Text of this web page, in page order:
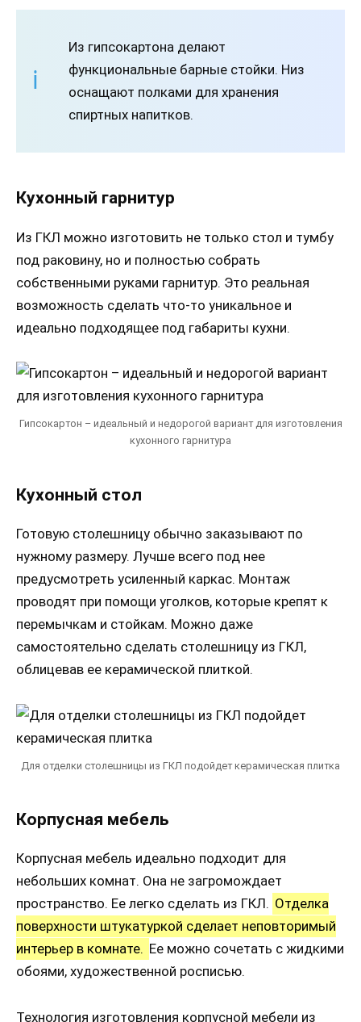
Из гипсокартона делают
функциональные барные стойки. Низ
оснащают полками для хранения
спиртных напитков.
Кухонный гарнитур
Из ГКЛ можно изготовить не только стол и тумбу
под раковину, но и полностью собрать
собственными руками гарнитур. Это реальная
возможность сделать что-то уникальное и
идеально подходящее под габариты кухни.
Гипсокартон – идеальный и недорогой вариант для изготовления
кухонного гарнитура
Кухонный стол
Готовую столешницу обычно заказывают по
нужному размеру. Лучше всего под нее
предусмотреть усиленный каркас. Монтаж
проводят при помощи уголков, которые крепят к
перемычкам и стойкам. Можно даже
самостоятельно сделать столешницу из ГКЛ,
облицевав ее керамической плиткой.
Для отделки столешницы из ГКЛ подойдет керамическая плитка
Корпусная мебель
Корпусная мебель идеально подходит для
небольших комнат. Она не загромождает
пространство. Ее легко сделать из ГКЛ. Отделка
поверхности штукатуркой сделает неповторимый
интерьер в комнате. Ее можно сочетать с жидкими
обоями, художественной росписью.
Технология изготовления корпусной мебели из